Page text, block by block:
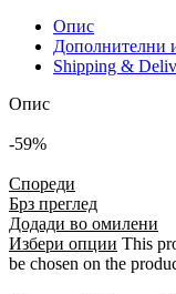
Опис
Дополнителни
Shipping &
Опис
-59%
Спореди
Брз преглед
Додади во омилени
Избери опции This
be chosen on the